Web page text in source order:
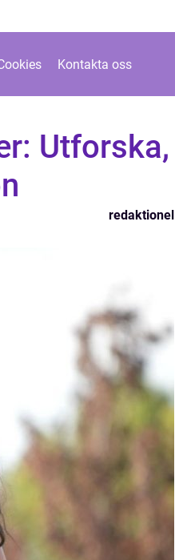
Kontakta oss
Utforska,
redaktionel